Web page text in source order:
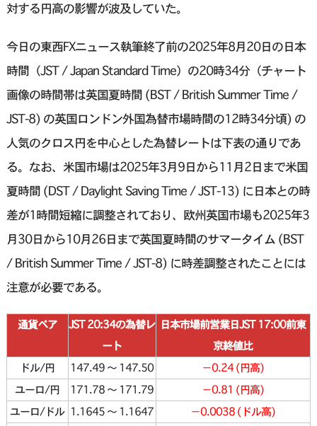
対する円高の影響が波及していた。
今日の東西FXニュース執筆終了前の2025年8月20日の日本
時間（JST / Japan Standard Time）の20時34分（チャート
画像の時間帯は英国夏時間 (BST / British Summer Time /
JST-8) の英国ロンドン外国為替市場時間の12時34分頃) の
人気のクロス円を中心とした為替レートは下表の通りであ
る。なお、米国市場は2025年3月9日から11月2日まで米国
夏時間 (DST / Daylight Saving Time / JST-13) に日本との時
差が1時間短縮に調整されており、欧州英国市場も2025年3
月30日から10月26日まで英国夏時間のサマータイム (BST
/ British Summer Time / JST-8) に時差調整されたことには
注意が必要である。
通貨ペア
JST 20:34の為替レ
ート
日本市場前営業日JST 17:00前東
京終値比
ドル/円
147.49 〜 147.50
−0.24 (円高)
ユーロ/円
171.78 〜 171.79
−0.81 (円高)
ユーロ/ドル 1.1645 〜 1.1647
−0.0038 (ドル高)